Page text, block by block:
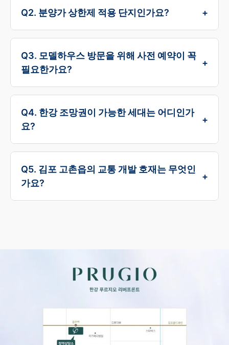
니다. 공식 홈페이지를 통해 관심고객으로 등록
정확한 청약 일정과 자격 요건을 실시간으로 안
내받으실 수 있습니다.
Q2. 분양가 상한제 적용 단지인가요? +
네, 한강 리버프론트 푸르지오 분양가는 상한제
가 적용되어 인근 단지 대비 합리적인 가격으로
책정될 예정입니다. 내 집 마련을 고려하는 실수
Q3. 모델하우스 방문을 위해 사전 예약이 꼭
필요한가요?
+
원활한 관람과 체계적인 상담을 위해 100% 사전
예약제로 운영됩니다. 혼잡을 방지하고 고객님께
최적화된 상담 환경을 제공하기 위함이오니, 방
Q4. 한강 조망권이 가능한 세대는 어디인가
요?
+
한강 리버프론트 푸르지오는 한강 라인에 위치한
단지로, 설계상 일부 세대에서 탁 트인 한강 영구
조망권을 확보했습니다. 구체적인 조망 정보는
Q5. 김포 고촌읍의 교통 개발 호재는 무엇인
가요?
+
광역 교통망을 누리실 수 있습니다.